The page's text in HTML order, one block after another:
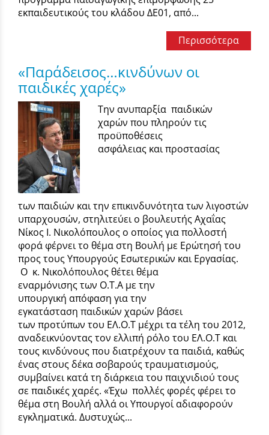
εκπαιδευτικούς του κλάδου ΔΕ01, από...
Περισσότερα
«Παράδεισος…κινδύνων οι
παιδικές χαρές»
Την ανυπαρξία παιδικών
χαρών που πληρούν τις
προϋποθέσεις
ασφάλειας και προστασίας
των παιδιών και την επικινδυνότητα των λιγοστών
υπαρχουσών, στηλιτεύει ο βουλευτής Αχαΐας
Νίκος Ι. Νικολόπουλος ο οποίος για πολλοστή
φορά φέρνει το θέμα στη Βουλή με Ερώτησή του
προς τους Υπουργούς Εσωτερικών και Εργασίας.
Ο κ. Νικολόπουλος θέτει θέμα
εναρμόνισης των Ο.Τ.Α με την
υπουργική απόφαση για την
εγκατάσταση παιδικών χαρών βάσει
των προτύπων του ΕΛ.Ο.Τ μέχρι τα τέλη του 2012,
αναδεικνύοντας τον ελλιπή ρόλο του ΕΛ.Ο.Τ και
τους κινδύνους που διατρέχουν τα παιδιά, καθώς
ένας στους δέκα σοβαρούς τραυματισμούς,
συμβαίνει κατά τη διάρκεια του παιχνιδιού τους
σε παιδικές χαρές. «Έχω πολλές φορές φέρει το
θέμα στη Βουλή αλλά οι Υπουργοί αδιαφορούν
εγκληματικά. Δυστυχώς...